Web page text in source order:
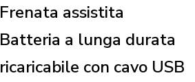
Frenata assistita
Batteria a lunga durata
ricaricabile con cavo USB